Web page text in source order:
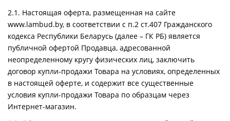
2.1. Настоящая оферта, размещенная на сайте
www.lambud.by, в соответствии с п.2 ст.407 Гражданского
кодекса Республики Беларусь (далее – ГК РБ) является
публичной офертой Продавца, адресованной
неопределенному кругу физических лиц, заключить
договор купли-продажи Товара на условиях, определенных
в настоящей оферте, и содержит все существенные
условия купли-продажи Товара по образцам через
Интернет-магазин.